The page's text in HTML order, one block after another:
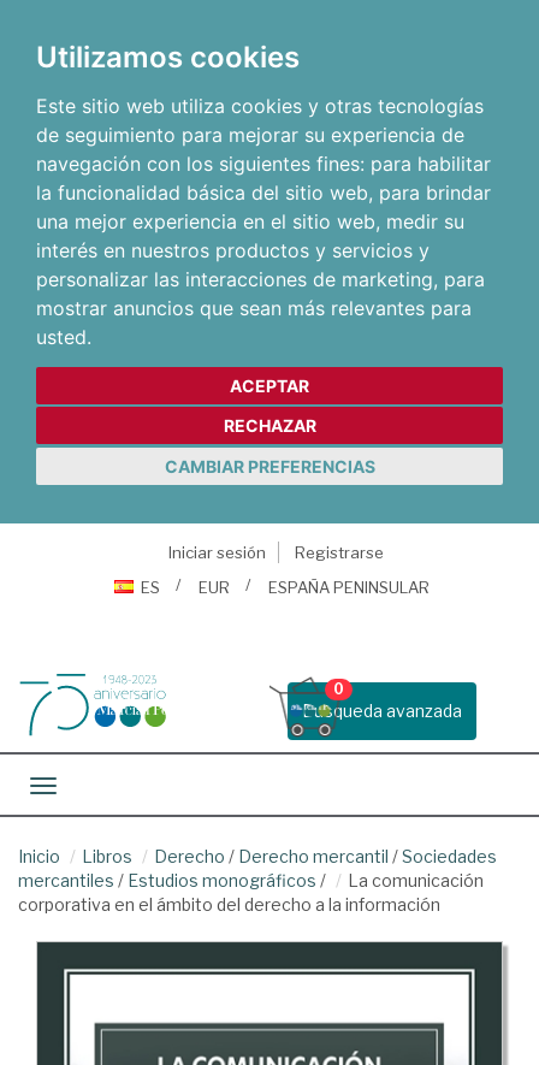
Utilizamos cookies
Este sitio web utiliza cookies y otras tecnologías
de seguimiento para mejorar su experiencia de
navegación con los siguientes fines: para habilitar
la funcionalidad básica del sitio web, para brindar
una mejor experiencia en el sitio web, medir su
interés en nuestros productos y servicios y
personalizar las interacciones de marketing, para
mostrar anuncios que sean más relevantes para
usted.
ACEPTAR
RECHAZAR
CAMBIAR PREFERENCIAS
Iniciar sesión
Registrarse
ES
EUR ESPAÑA PENINSULAR
Busqueda avanzada
0
Toggle navigation
Inicio Libros Derecho / Derecho mercantil /Sociedades
mercantiles / Estudios monográficos /
La comunicación
corporativa en el ámbito del derecho a la información